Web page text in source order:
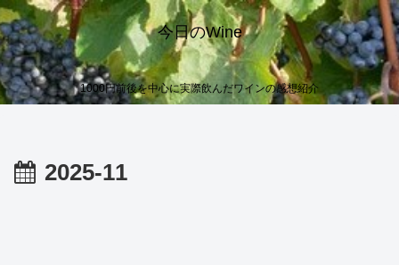
今日のWine
1000円前後を中心に実際飲んだワインの感想紹介
2025-11